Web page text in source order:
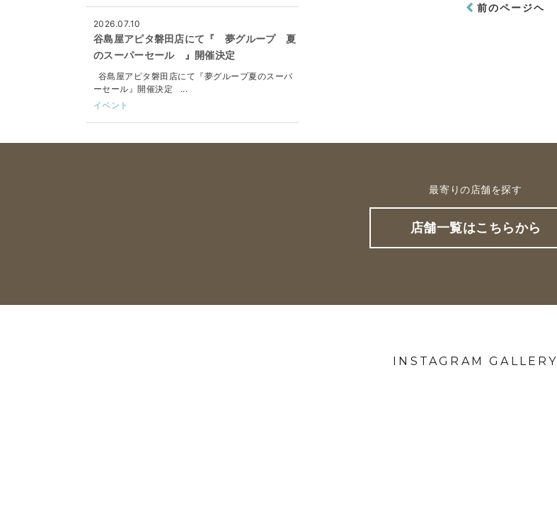
前のページヘ
2026.07.10
谷島屋アピタ磐田店にて『 夢グループ 夏
のスーパーセール 』開催決定
谷島屋アピタ磐田店にて『夢グループ夏のスーパ
ーセール』開催決定 ...
イベント
最寄りの店舗を探す
店舗一覧はこちらから
INSTAGRAM GALLERY